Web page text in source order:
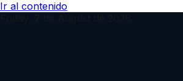
Ir al contenido